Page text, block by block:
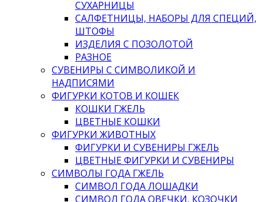
СУХАРНИЦЫ
САЛФЕТНИЦЫ, НАБОРЫ ДЛЯ СПЕЦИЙ,
ШТОФЫ
ИЗДЕЛИЯ С ПОЗОЛОТОЙ
РАЗНОЕ
СУВЕНИРЫ С СИМВОЛИКОЙ И
НАДПИСЯМИ
ФИГУРКИ КОТОВ И КОШЕК
КОШКИ ГЖЕЛЬ
ЦВЕТНЫЕ КОШКИ
ФИГУРКИ ЖИВОТНЫХ
ФИГУРКИ И СУВЕНИРЫ ГЖЕЛЬ
ЦВЕТНЫЕ ФИГУРКИ И СУВЕНИРЫ
СИМВОЛЫ ГОДА ГЖЕЛЬ
СИМВОЛ ГОДА ЛОШАДКИ
СИМВОЛ ГОДА ОВЕЧКИ, КОЗОЧКИ